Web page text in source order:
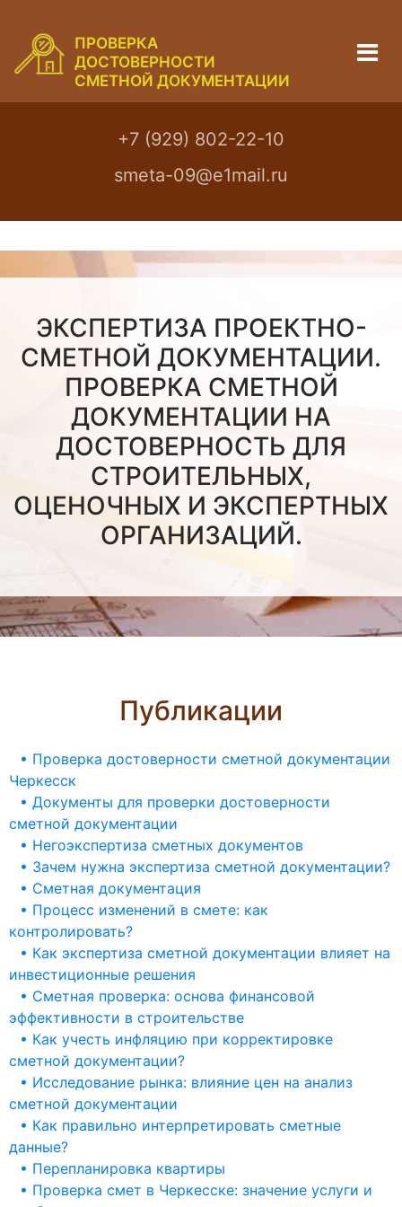
ПРОВЕРКА
ДОСТОВЕРНОСТИ
СМЕТНОЙ ДОКУМЕНТАЦИИ
+7 (929) 802-22-10
smeta-09@e1mail.ru
ЭКСПЕРТИЗА ПРОЕКТНО-
СМЕТНОЙ ДОКУМЕНТАЦИИ.
ПРОВЕРКА СМЕТНОЙ
ДОКУМЕНТАЦИИ НА
ДОСТОВЕРНОСТЬ ДЛЯ
СТРОИТЕЛЬНЫХ,
ОЦЕНОЧНЫХ И ЭКСПЕРТНЫХ
ОРГАНИЗАЦИЙ.
Публикации
• Проверка достоверности сметной документации
Черкесск
• Документы для проверки достоверности
сметной документации
• Негоэкспертиза сметных документов
• Зачем нужна экспертиза сметной документации?
• Сметная документация
• Процесс изменений в смете: как
контролировать?
• Как экспертиза сметной документации влияет на
инвестиционные решения
• Сметная проверка: основа финансовой
эффективности в строительстве
• Как учесть инфляцию при корректировке
сметной документации?
• Исследование рынка: влияние цен на анализ
сметной документации
• Как правильно интерпретировать сметные
данные?
• Перепланировка квартиры
• Проверка смет в Черкесске: значение услуги и